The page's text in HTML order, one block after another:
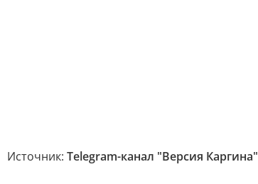
Источник: Telegram-канал "Версия Каргина"